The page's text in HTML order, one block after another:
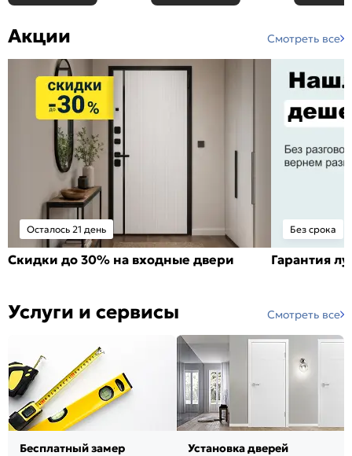
Акции Смотреть все
Осталось 21 день
Скидки до 30% на входные двери
Без срока
Гарантия
Услуги и сервисы Смотреть все
Бесплатный замер Установка дверей